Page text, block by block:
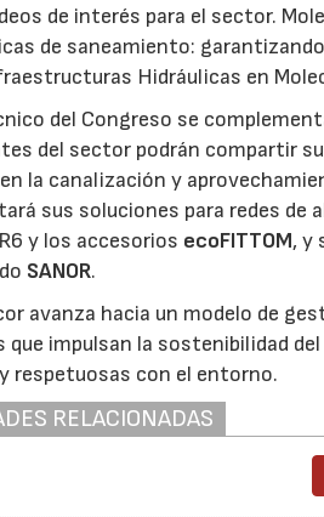
de interés para el sector.
de saneamiento:
Hidráulicas en
del Congreso se
del sector podrán compartir
la canalización y
sus soluciones para redes
y los accesorios ecoFITTOM, y
SANOR.
avanza hacia un modelo de
que impulsan la sostenibilidad
respetuosas con el entorno.
RELACIONADAS